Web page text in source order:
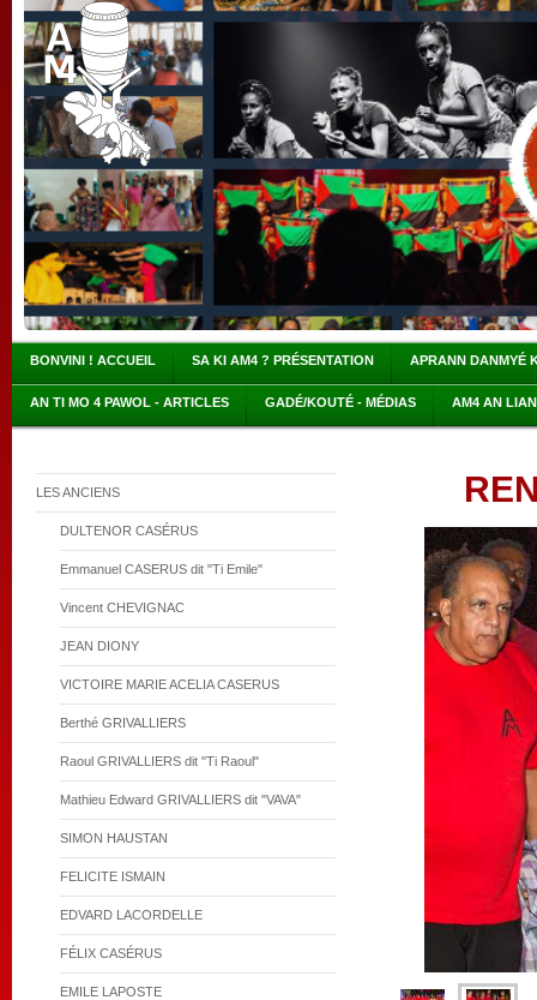
BONVINI ! ACCUEIL SA KI AM4 ? PRÉSENTATION APRANN DANMYÉ
AN TI MO 4 PAWOL - ARTICLES GADÉ/KOUTÉ - MÉDIAS AM4 AN
LES ANCIENS
DULTENOR CASÉRUS
Emmanuel CASERUS dit "Ti Emile"
Vincent CHEVIGNAC
JEAN DIONY
VICTOIRE MARIE ACELIA CASERUS
Berthé GRIVALLIERS
Raoul GRIVALLIERS dit "Ti Raoul"
Mathieu Edward GRIVALLIERS dit "VAVA"
SIMON HAUSTAN
FELICITE ISMAIN
EDVARD LACORDELLE
FÉLIX CASÉRUS
EMILE LAPOSTE